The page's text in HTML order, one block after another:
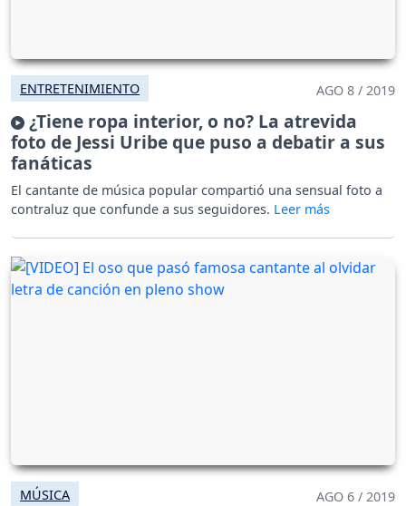
ENTRETENIMIENTO AGO 8 / 2019
¿Tiene ropa interior, o no? La atrevida
foto de Jessi Uribe que puso a debatir a sus
fanáticas
El cantante de música popular compartió una sensual foto a
contraluz que confunde a sus seguidores.
MÚSICA AGO 6 / 2019